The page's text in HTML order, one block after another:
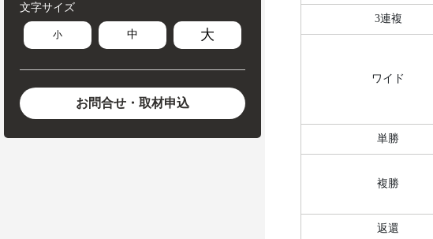
文字サイズ
小 中 大
お問合せ・取材申込
3連複
ワイド
単勝
複勝
返還